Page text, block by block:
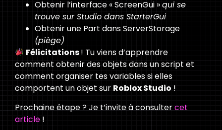
Obtenir l’interface « ScreenGui »qui se
trouve sur Studio dans StarterGui
Obtenir une Part dans ServerStorage
(piège)
Félicitations! Tu viens d’apprendre
comment obtenir des objets dans un script et
comment organiser tes variables si elles
comportent un objet sur Roblox Studio !
Prochaine étape ? Je t’invite à consultercet
article !